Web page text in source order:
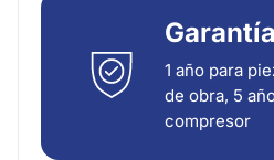
Garantía
1 año para
de obra, 5
compresor